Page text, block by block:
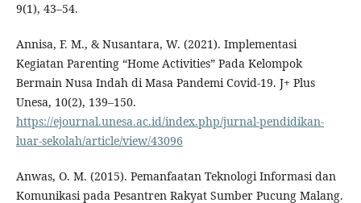
9(1), 43–54.
Annisa, F. M., & Nusantara, W. (2021). Implementasi
Kegiatan Parenting “Home Activities” Pada Kelompok
Bermain Nusa Indah di Masa Pandemi Covid-19. J+ Plus
Unesa, 10(2), 139–150.
https://ejournal.unesa.ac.id/index.php/jurnal-pendidikan-
luar-sekolah/article/view/43096
Anwas, O. M. (2015). Pemanfaatan Teknologi Informasi dan
Komunikasi pada Pesantren Rakyat Sumber Pucung Malang.